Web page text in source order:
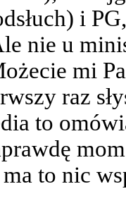
i
nie u
mi
raz
to
to nic